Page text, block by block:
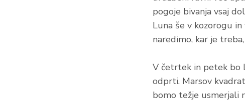
pogoje bivanja vsaj
Luna še v kozorogu
naredimo, kar je
V četrtek in petek bo
odprti. Marsov
bomo težje usmerjali